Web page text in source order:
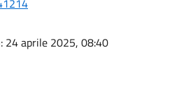
: 24 aprile 2025, 08:40